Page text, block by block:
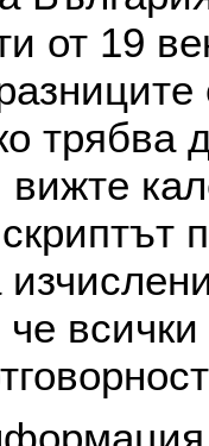
от 19
трябва
вижте